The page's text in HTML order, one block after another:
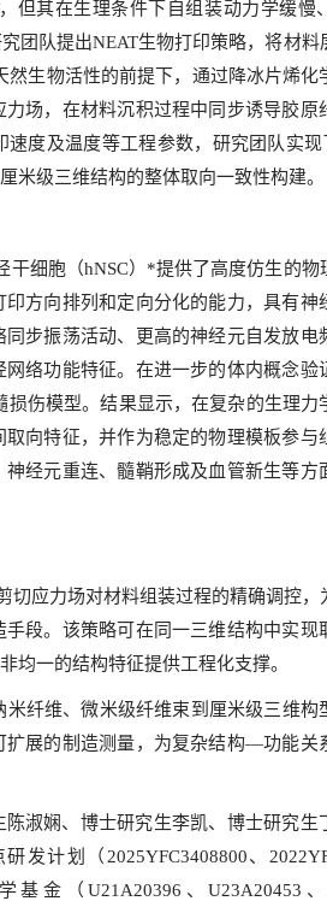
但其在生理条件下自组装动力学缓慢
团队提出NEAT生物打印策略，将材料
生物活性的前提下，通过降冰片烯化
场，在材料沉积过程中同步诱导胶原
度及温度等工程参数，研究团队实现
米级三维结构的整体取向一致性构建。
细胞（hNSC）*提供了高度仿生的物
方向排列和定向分化的能力，具有神
步振荡活动、更高的神经元自发放电
络功能特征。在进一步的体内概念验
伤模型。结果显示，在复杂的生理力
向特征，并作为稳定的物理模板参与
经元重连、髓鞘形成及血管新生等方
应力场对材料组装过程的精确调控，
段。该策略可在同一三维结构中实现
均一的结构特征提供工程化支撑。
纤维、微米级纤维束到厘米级三维构
展的制造测量，为复杂结构—功能关
淑娴、博士研究生李凯、博士研究生
计划（2025YFC3408800、
基金（U21A20396、U23A20453、